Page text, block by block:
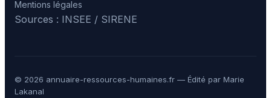
Mentions légales
Sources : INSEE / SIRENE
© 2026 annuaire-ressources-humaines.fr — Édité par Marie
Lakanal